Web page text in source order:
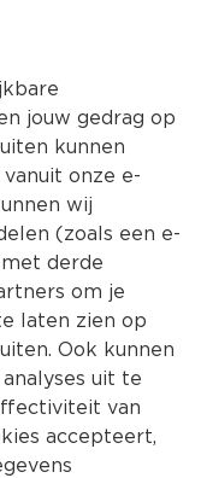
Kies jouw
jouw gedrag op
kunnen
onze e-
wij
(zoals een e-
derde
om je
laten zien op
Ook kunnen
uit te
van
accepteert,